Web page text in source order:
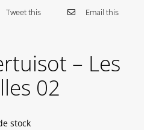
Tweet this Email this
– Les
02
stock